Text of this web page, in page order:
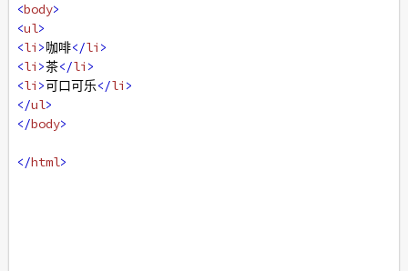
<body>
<ul>
<li >咖啡</li >
<li >茶</li >
<li >可口可乐</li >
</ul>
</body>
</html>